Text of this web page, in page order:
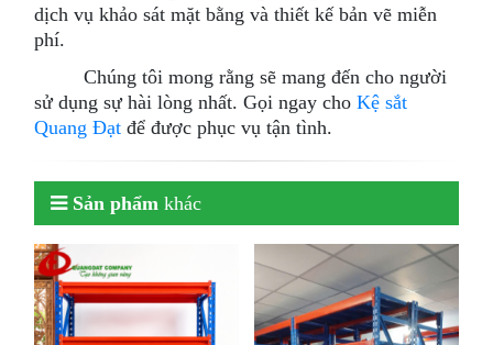
dịch vụ khảo sát mặt bằng và thiết kế bản vẽ miễn
phí.
Chúng tôi mong rằng sẽ mang đến cho người
sử dụng sự hài lòng nhất. Gọi ngay choKệ sắt
Quang Đạt để được phục vụ tận tình.
Sản phẩm khác